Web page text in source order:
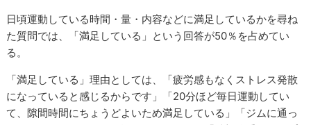
日頃運動している時間・量・内容などに満足しているかを尋ね
た質問では、「満足している」という回答が50％を占めてい
る。
「満足している」理由としては、「疲労感もなくストレス発散
になっていると感じるからです」「20分ほど毎日運動してい
て、隙間時間にちょうどよいため満足している」「ジムに通っ